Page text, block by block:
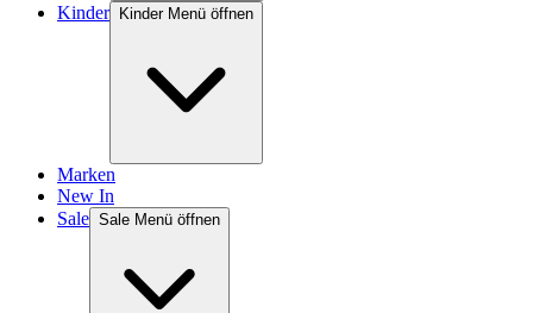
Kinder Kinder Menü öffnen
Marken
New In
Sale Sale Menü öffnen